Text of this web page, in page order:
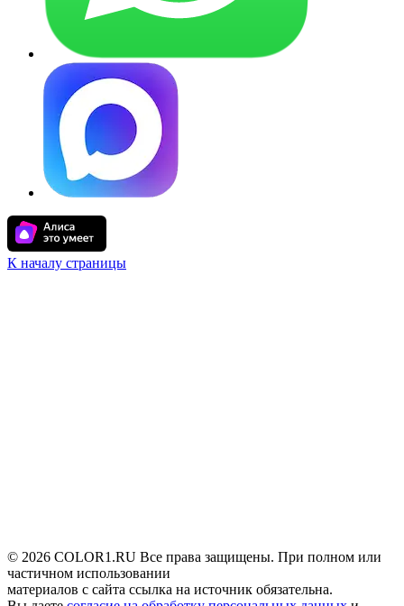
К началу страницы
© 2026 COLOR1.RU Все права защищены. При полном или
частичном использовании
материалов с сайта ссылка на источник обязательна.